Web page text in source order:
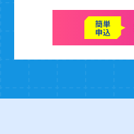
簡単
申込